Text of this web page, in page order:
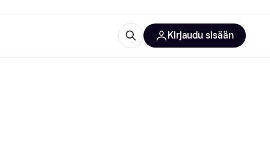
Kirjaudu sisään